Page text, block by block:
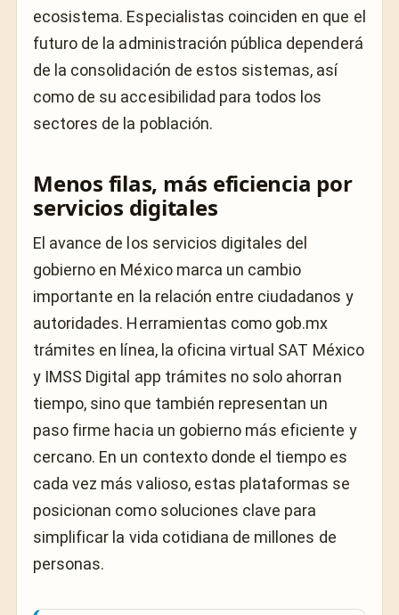
ecosistema. Especialistas coinciden en que el
futuro de la administración pública dependerá
de la consolidación de estos sistemas, así
como de su accesibilidad para todos los
sectores de la población.
Menos filas, más eficiencia por
servicios digitales
El avance de los servicios digitales del
gobierno en México marca un cambio
importante en la relación entre ciudadanos y
autoridades. Herramientas como gob.mx
trámites en línea, la oficina virtual SAT México
y IMSS Digital app trámites no solo ahorran
tiempo, sino que también representan un
paso firme hacia un gobierno más eficiente y
cercano. En un contexto donde el tiempo es
cada vez más valioso, estas plataformas se
posicionan como soluciones clave para
simplificar la vida cotidiana de millones de
personas.